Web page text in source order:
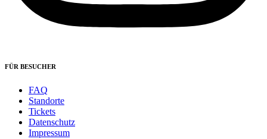
FÜR BESUCHER
FAQ
Standorte
Tickets
Datenschutz
Impressum